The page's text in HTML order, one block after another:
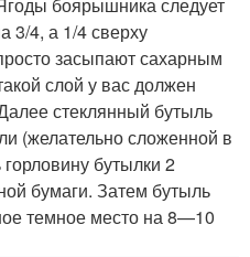
3/4, а 1/4 сверху
засыпают сахарным
слой у вас должен
стеклянный бутыль
(желательно сложенной в
бутылки 2
бумаги. Затем бутыль
темное место на 8—10